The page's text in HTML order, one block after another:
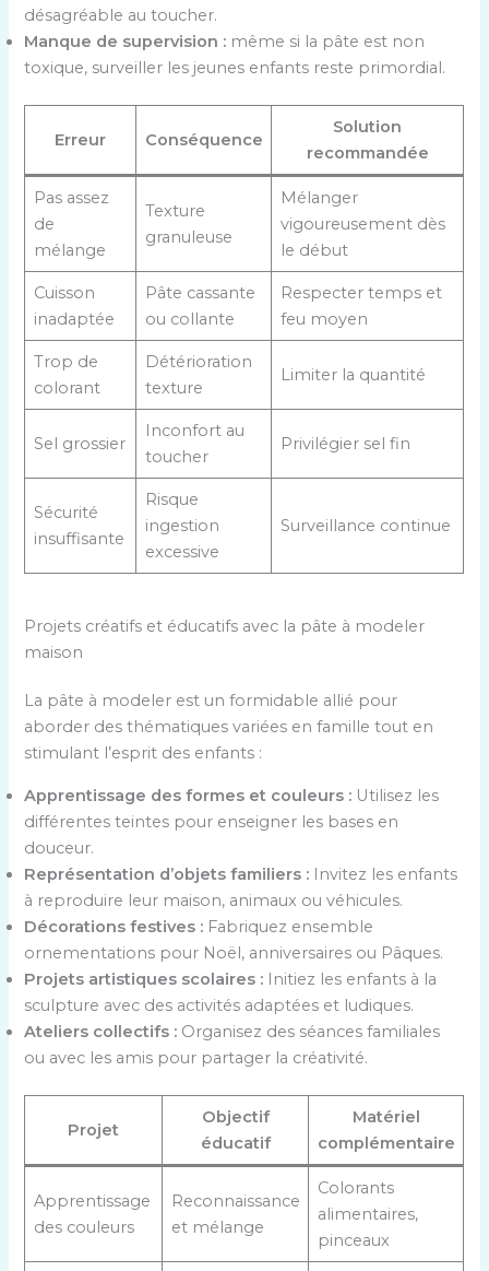
désagréable au toucher.
Manque de supervision : même si la pâte est non
toxique, surveiller les jeunes enfants reste primordial.
Erreur Conséquence
Solution
recommandée
Pas assez
de
mélange
Texture
granuleuse
Mélanger
vigoureusement dès
le début
Cuisson
inadaptée
Pâte cassante
ou collante
Respecter temps et
feu moyen
Trop de
colorant
Détérioration
texture
Limiter la quantité
Sel grossier
Inconfort au
toucher
Privilégier sel fin
Sécurité
insuffisante
Risque
ingestion
excessive
Surveillance continue
Projets créatifs et éducatifs avec la pâte à modeler
maison
La pâte à modeler est un formidable allié pour
aborder des thématiques variées en famille tout en
stimulant l’esprit des enfants :
Apprentissage des formes et couleurs : Utilisez les
différentes teintes pour enseigner les bases en
douceur.
Représentation d’objets familiers : Invitez les enfants
à reproduire leur maison, animaux ou véhicules.
Décorations festives : Fabriquez ensemble
ornementations pour Noël, anniversaires ou Pâques.
Projets artistiques scolaires : Initiez les enfants à la
sculpture avec des activités adaptées et ludiques.
Ateliers collectifs : Organisez des séances familiales
ou avec les amis pour partager la créativité.
Projet
Objectif
éducatif
Matériel
complémentaire
Apprentissage
des couleurs
Reconnaissance
et mélange
Colorants
alimentaires,
pinceaux